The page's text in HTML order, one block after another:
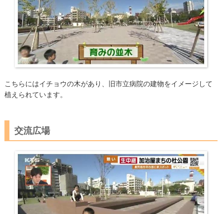
こちらにはイチョウの木があり、旧市立病院の建物をイメージして
植えられています。
交流広場